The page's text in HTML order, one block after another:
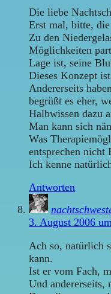
Die liebe
Erst mal, bitte,
Zu den
Möglichkeiten
Lage ist, seine
Dieses Konzept
Andererseits
begrüßt es eher,
Halbwissen dazu
Man kann sich
Was
entsprechen nicht
Ich kenne
Antworten
3. August 2006
Ach so, natürlich
kann.
Ist er vom Fach,
Und andererseits,